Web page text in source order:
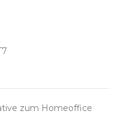
zum Homeoffice